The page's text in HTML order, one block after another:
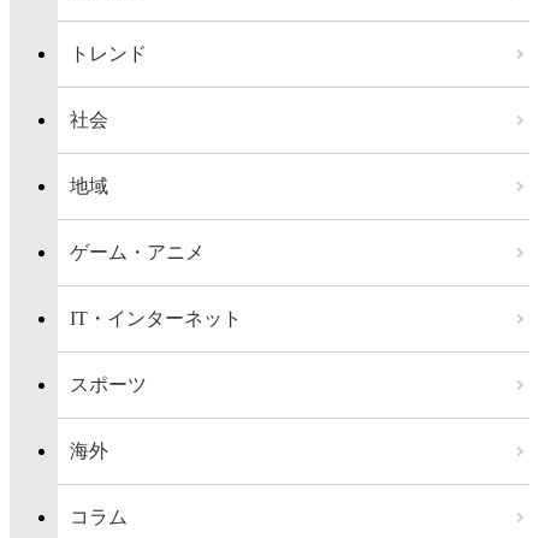
トレンド
社会
地域
ゲーム・アニメ
IT・インターネット
スポーツ
海外
コラム